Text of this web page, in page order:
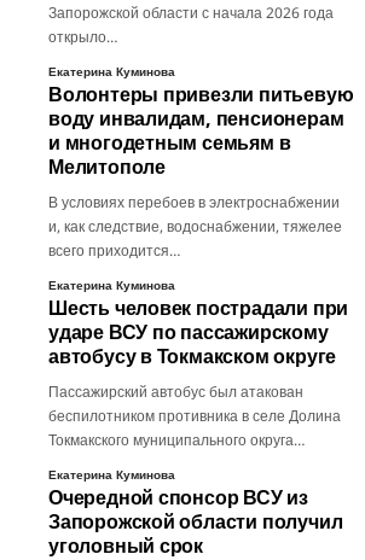
Запорожской области с начала 2026 года
открыло…
Екатерина Куминова
Волонтеры привезли питьевую
воду инвалидам, пенсионерам
и многодетным семьям в
Мелитополе
В условиях перебоев в электроснабжении
и, как следствие, водоснабжении, тяжелее
всего приходится…
Екатерина Куминова
Шесть человек пострадали при
ударе ВСУ по пассажирскому
автобусу в Токмакском округе
Пассажирский автобус был атакован
беспилотником противника в селе Долина
Токмакского муниципального округа…
Екатерина Куминова
Очередной спонсор ВСУ из
Запорожской области получил
уголовный срок